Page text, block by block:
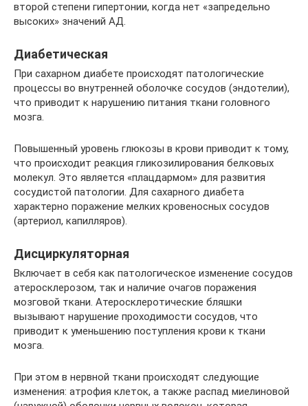
второй степени гипертонии, когда нет «запредельно
высоких» значений АД.
Диабетическая
При сахарном диабете происходят патологические
процессы во внутренней оболочке сосудов (эндотелии),
что приводит к нарушению питания ткани головного
мозга.
Повышенный уровень глюкозы в крови приводит к тому,
что происходит реакция гликозилирования белковых
молекул. Это является «плацдармом» для развития
сосудистой патологии. Для сахарного диабета
характерно поражение мелких кровеносных сосудов
(артериол, капилляров).
Дисциркуляторная
Включает в себя как патологическое изменение сосудов
атеросклерозом, так и наличие очагов поражения
мозговой ткани. Атеросклеротические бляшки
вызывают нарушение проходимости сосудов, что
приводит к уменьшению поступления крови к ткани
мозга.
При этом в нервной ткани происходят следующие
изменения: атрофия клеток, а также распад миелиновой